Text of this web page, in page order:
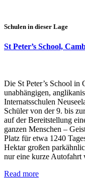
Schulen in dieser Lage
St Peter’s School,
Die St Peter’s School in
unabhängigen,
Internatsschulen
Schüler von der 9. bis
auf der Bereitstellung
ganzen Menschen –
Platz für etwa 1240
Hektar großen
nur eine kurze Autofahrt
Read more